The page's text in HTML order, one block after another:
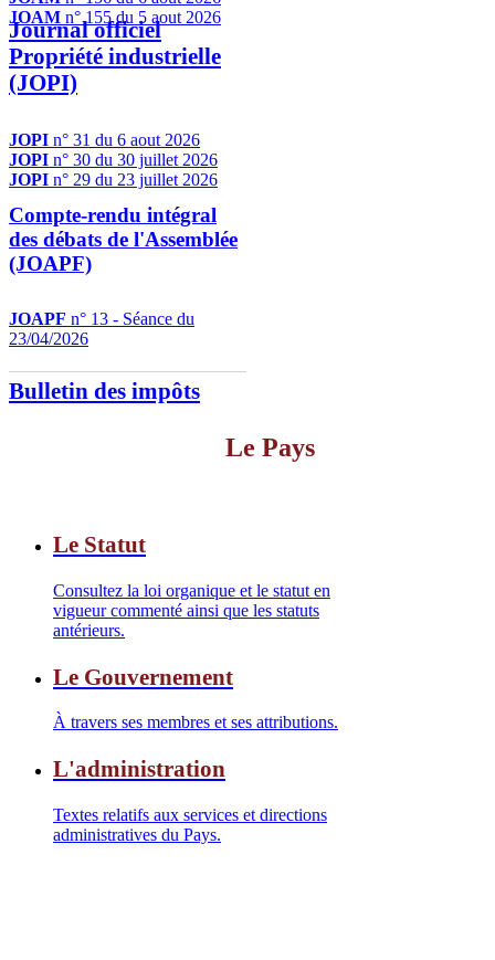
JOAM n° 155 du 5 aout 2026
Journal officiel
Propriété industrielle
(JOPI)
JOPI n° 31 du 6 aout 2026
JOPI n° 30 du 30 juillet 2026
JOPI n° 29 du 23 juillet 2026
Compte-rendu intégral
des débats de l'Assemblée
(JOAPF)
JOAPF n° 13 - Séance du
23/04/2026
Bulletin des impôts
Le Pays
Le Statut
Consultez la loi organique et le statut en
vigueur commenté ainsi que les statuts
antérieurs.
Le Gouvernement
À travers ses membres et ses attributions.
L'administration
Textes relatifs aux services et directions
administratives du Pays.